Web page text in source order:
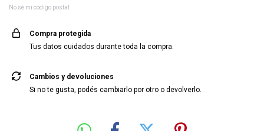
No sé mi código postal
Compra protegida
Tus datos cuidados durante toda la compra.
Cambios y devoluciones
Si no te gusta, podés cambiarlo por otro o devolverlo.